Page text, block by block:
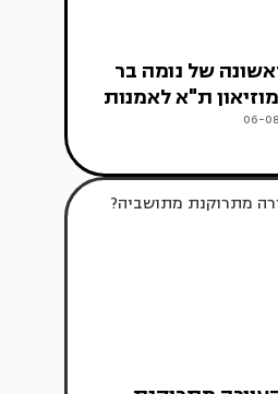
של נומה בר
ת"א לאמנות
06-